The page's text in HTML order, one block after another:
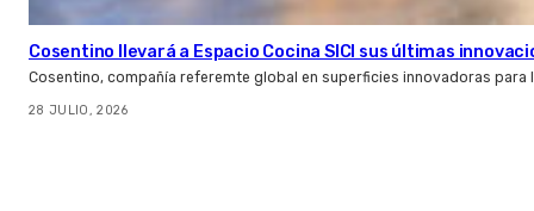
Cosentino llevará a Espacio Cocina SICI sus últimas
Cosentino, compañía referemte global en superficies innovadoras
28 JULIO, 2026